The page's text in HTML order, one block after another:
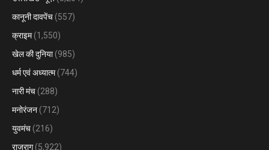
कानूनी दावपेंच (557)
क्राइम(1,550)
खेल की दुनिया(985)
धर्म एवं अध्यात्म(744)
नारी मंच (288)
मनोरंजन (712)
युवमंच (216)
राजराग(5,922)